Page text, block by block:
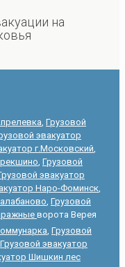
на
, Грузовой
эвакуатор
г.Московский,
, Грузовой
эвакуатор
Наро-Фоминск,
, Грузовой
ворота Верея
, Грузовой
Грузовой эвакуатор
Шишкин лес